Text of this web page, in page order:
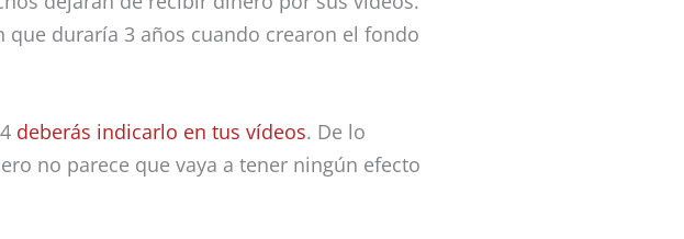
duraría 3 años cuando crearon el fondo
deberás indicarlo en tus vídeos. De lo
no parece que vaya a tener ningún efecto